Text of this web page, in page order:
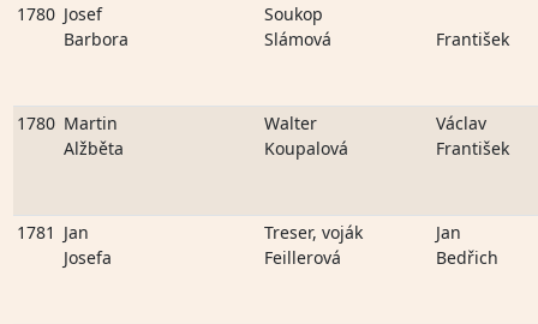
1780 Josef
Barbora
Soukop
Slámová
František
1780 Martin
Alžběta
Walter
Koupalová
Václav
František
1781 Jan
Josefa
Treser, voják
Feillerová
Jan
Bedřich